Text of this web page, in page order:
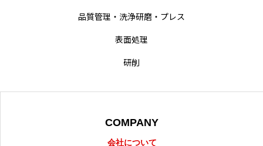
難削材への取り組み品質管理・洗浄研磨・プレス
表面処理
研削
COMPANY
会社について